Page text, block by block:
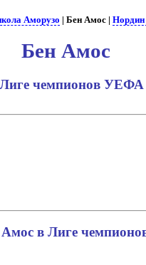
Аморузо | Бен Амос |
Бен Амос
чемпионов УЕФА
в Лиге